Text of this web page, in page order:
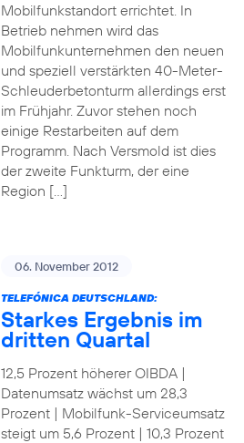
Mobilfunkstandort errichtet. In
Betrieb nehmen wird das
Mobilfunkunternehmen den neuen
und speziell verstärkten 40-Meter-
Schleuderbetonturm allerdings erst
im Frühjahr. Zuvor stehen noch
einige Restarbeiten auf dem
Programm. Nach Versmold ist dies
der zweite Funkturm, der eine
Region […]
06. November 2012
TELEFÓNICA DEUTSCHLAND:
Starkes Ergebnis im
dritten Quartal
12,5 Prozent höherer OIBDA |
Datenumsatz wächst um 28,3
Prozent | Mobilfunk-Serviceumsatz
steigt um 5,6 Prozent | 10,3 Prozent